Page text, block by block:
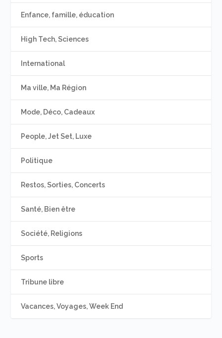
Enfance, famille, éducation
High Tech, Sciences
International
Ma ville, Ma Région
Mode, Déco, Cadeaux
People, Jet Set, Luxe
Politique
Restos, Sorties, Concerts
Santé, Bien être
Société, Religions
Sports
Tribune libre
Vacances, Voyages, Week End